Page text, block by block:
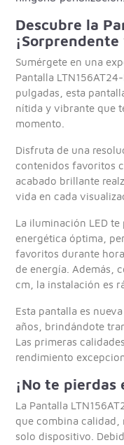
Descubre la
Sumérgete en una
Pantalla
pulgadas, esta
nítida y vibrante que
momento.
Disfruta de una
contenidos favoritos
acabado brillante
vida en cada
La iluminación LED
energética óptima,
favoritos durante
de energía. Además,
cm, la instalación es
Esta pantalla es
años, brindándote
Las primeras
rendimiento
¡No te
La Pantalla
que combina calidad,
solo dispositivo.